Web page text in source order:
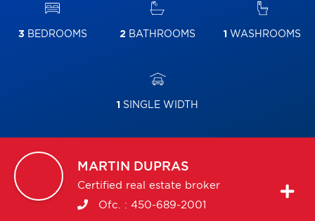
3 BEDROOMS 2BATHROOMS 1 WASHROOMS
1 SINGLE WIDTH
MARTIN DUPRAS
Certified real estate broker
Ofc. : 450-689-2001